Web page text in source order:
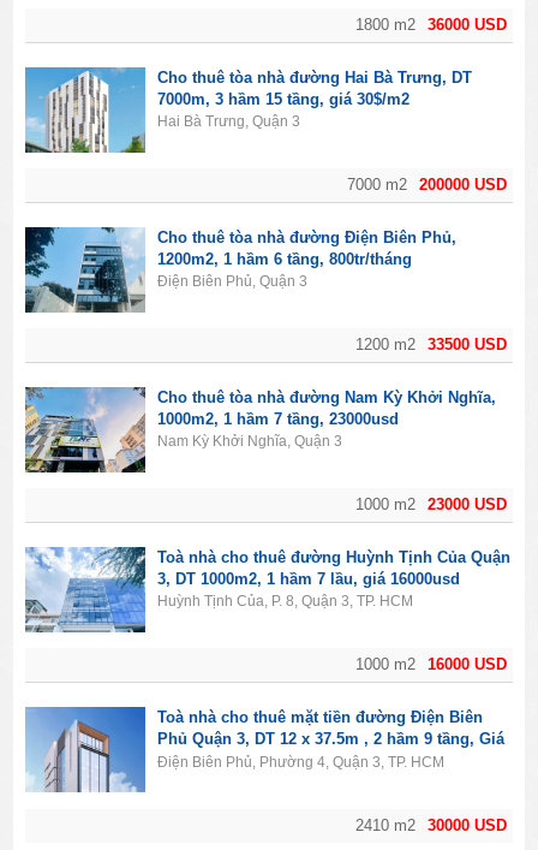
36000 USD
1800 m2
200000 USD
7000 m2
Cho thuê tòa nhà đường Hai Bà Trưng, DT
7000m, 3 hầm 15 tầng, giá 30$/m2
Hai Bà Trưng, Quận 3
33500 USD
1200 m2
Cho thuê tòa nhà đường Điện Biên Phủ,
1200m2, 1 hầm 6 tầng, 800tr/tháng
Điện Biên Phủ, Quận 3
23000 USD
1000 m2
Cho thuê tòa nhà đường Nam Kỳ Khởi Nghĩa,
1000m2, 1 hầm 7 tầng, 23000usd
Nam Kỳ Khởi Nghĩa, Quận 3
16000 USD
1000 m2
Toà nhà cho thuê đường Huỳnh Tịnh Của Quận
3, DT 1000m2, 1 hầm 7 lầu, giá 16000usd
Huỳnh Tịnh Của, P. 8, Quận 3, TP. HCM
30000 USD
2410 m2
Toà nhà cho thuê mặt tiền đường Điện Biên
Phủ Quận 3, DT 12 x 37.5m , 2 hầm 9 tầng, Giá
30000usd
Điện Biên Phủ, Phường 4, Quận 3, TP. HCM